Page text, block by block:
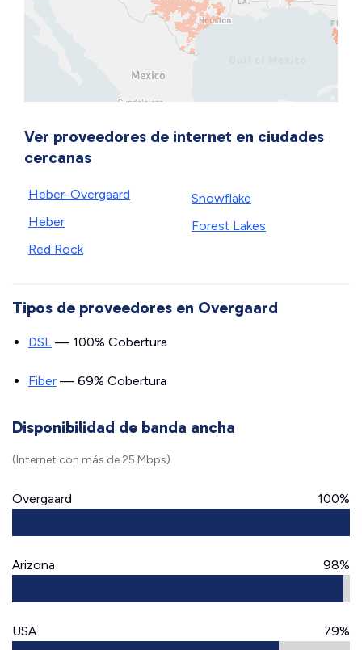
Ver proveedores de internet en ciudades
cercanas
Heber-Overgaard
Heber
Red Rock
Snowflake
Forest Lakes
Tipos de proveedores en Overgaard
DSL — 100% Cobertura
Fiber — 69% Cobertura
Disponibilidad de banda ancha
(Internet con más de 25 Mbps)
Overgaard 100%
Arizona 98%
USA 79%